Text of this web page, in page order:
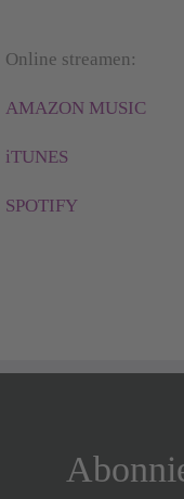
Online streamen:
AMAZON MUSIC
iTUNES
SPOTIFY